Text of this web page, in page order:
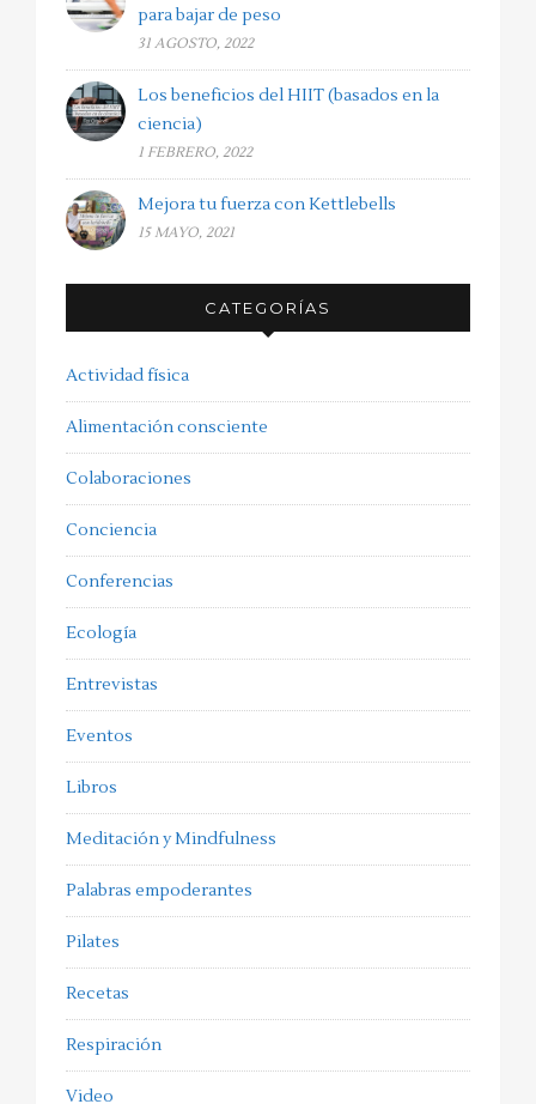
para bajar de peso
31 AGOSTO, 2022
Los beneficios del HIIT (basados en la
ciencia)
1 FEBRERO, 2022
Mejora tu fuerza con Kettlebells
15 MAYO, 2021
CATEGORÍAS
Actividad física
Alimentación consciente
Colaboraciones
Conciencia
Conferencias
Ecología
Entrevistas
Eventos
Libros
Meditación y Mindfulness
Palabras empoderantes
Pilates
Recetas
Respiración
Video